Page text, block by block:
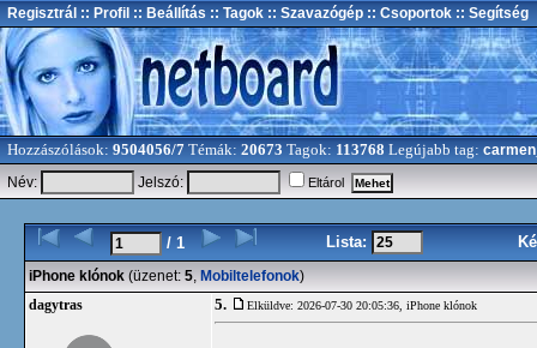
Regisztrál :: Profil :: Beállítás :: Tagok :: Szavazógép :: Csoportok :: Segítség
Hozzászólások: 9504056/7 Témák: 20673 Tagok: 113768 Legújabb tag:
Név:
Jelszó: Eltárol
/ 1 Lista:
iPhone klónok (üzenet: 5, Mobiltelefonok)
dagytras 5. Elküldve: 2026-07-30 20:05:36, iPhone klónok